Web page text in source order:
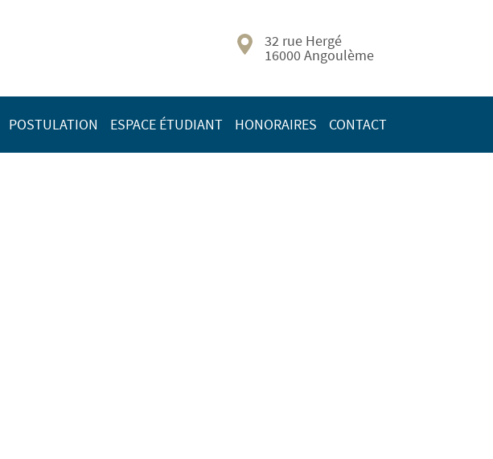
32 rue Hergé
16000 Angoulème
POSTULATION ESPACE ÉTUDIANT HONORAIRES CONTACT